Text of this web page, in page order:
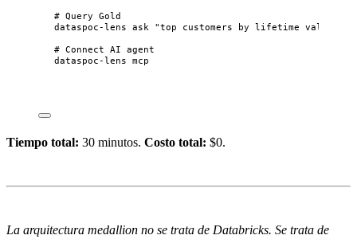
# Query Gold
dataspoc-lens ask "top customers by lifetime value
# Connect AI agent
dataspoc-lens mcp
Tiempo total: 30 minutos. Costo total: $0.
La arquitectura medallion no se trata de Databricks. Se trata de